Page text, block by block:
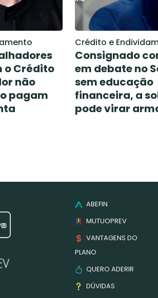
o Crédito
não
pagam
Crédito e
Consignado
em debate no
sem educação
financeira, a
pode virar
ABEFIN
MUTUOPREV
VANTAGENS DO
PLANO
QUERO ADERIR
DÚVIDAS